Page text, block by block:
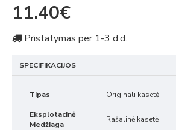
11.40€
Pristatymas per 1-3 d.d.
SPECIFIKACIJOS
Tipas Originali kasetė
Eksplotacinė
Medžiaga
Rašalinė kasetė